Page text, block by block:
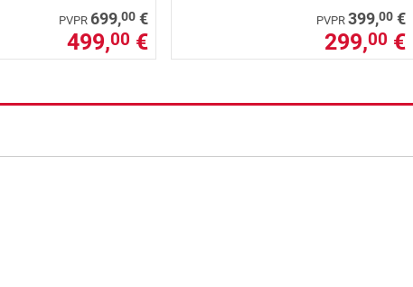
PVPR 699,00 €
499,00 €
PVPR 399,00 €
299,00 €